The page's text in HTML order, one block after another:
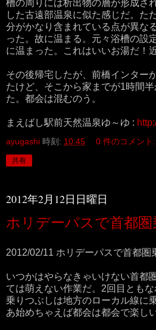
槽の周りには析出物の層が形成さ
した古遠部温泉に似た感じだ。た
分がかなり含まれている点が異な
った。故に温まる。元々浴槽の設
に温まった。これはいいお湯だ！
その後帰宅したが、前橋インター
たけど、そこから家までが1時間
た。都会は混むのう。
まえばし駅前天然温泉ゆ～ゆ :
ayugashi 時刻: 10:45 0 件のコメント:
共有
2012年2月12日日曜日
ホリデーパスで首都
2012/02/11 ホリデーパスで首都圏
いつかはやらなきゃいけない首都
ては萌えない作業だ。2回目とも
乗りつぶしは地方のローカル線に
あ始めちゃえば都会は都会で楽し